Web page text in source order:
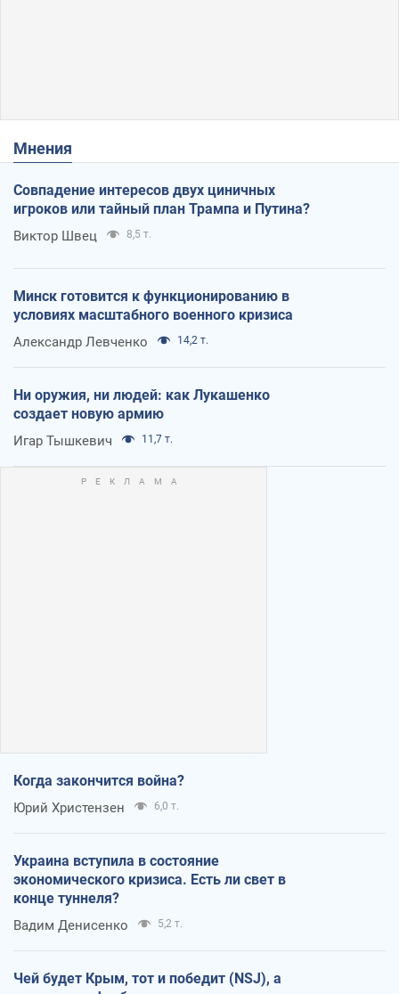
Мнения
Совпадение интересов двух циничных
игроков или тайный план Трампа и Путина?
Виктор Швец 8,5 т.
Минск готовится к функционированию в
условиях масштабного военного кризиса
Александр Левченко 14,2 т.
Ни оружия, ни людей: как Лукашенко
создает новую армию
Игар Тышкевич 11,7 т.
Когда закончится война?
Юрий Христензен 6,0 т.
Украина вступила в состояние
экономического кризиса. Есть ли свет в
конце туннеля?
Вадим Денисенко 5,2 т.
Чей будет Крым, тот и победит (NSJ), а